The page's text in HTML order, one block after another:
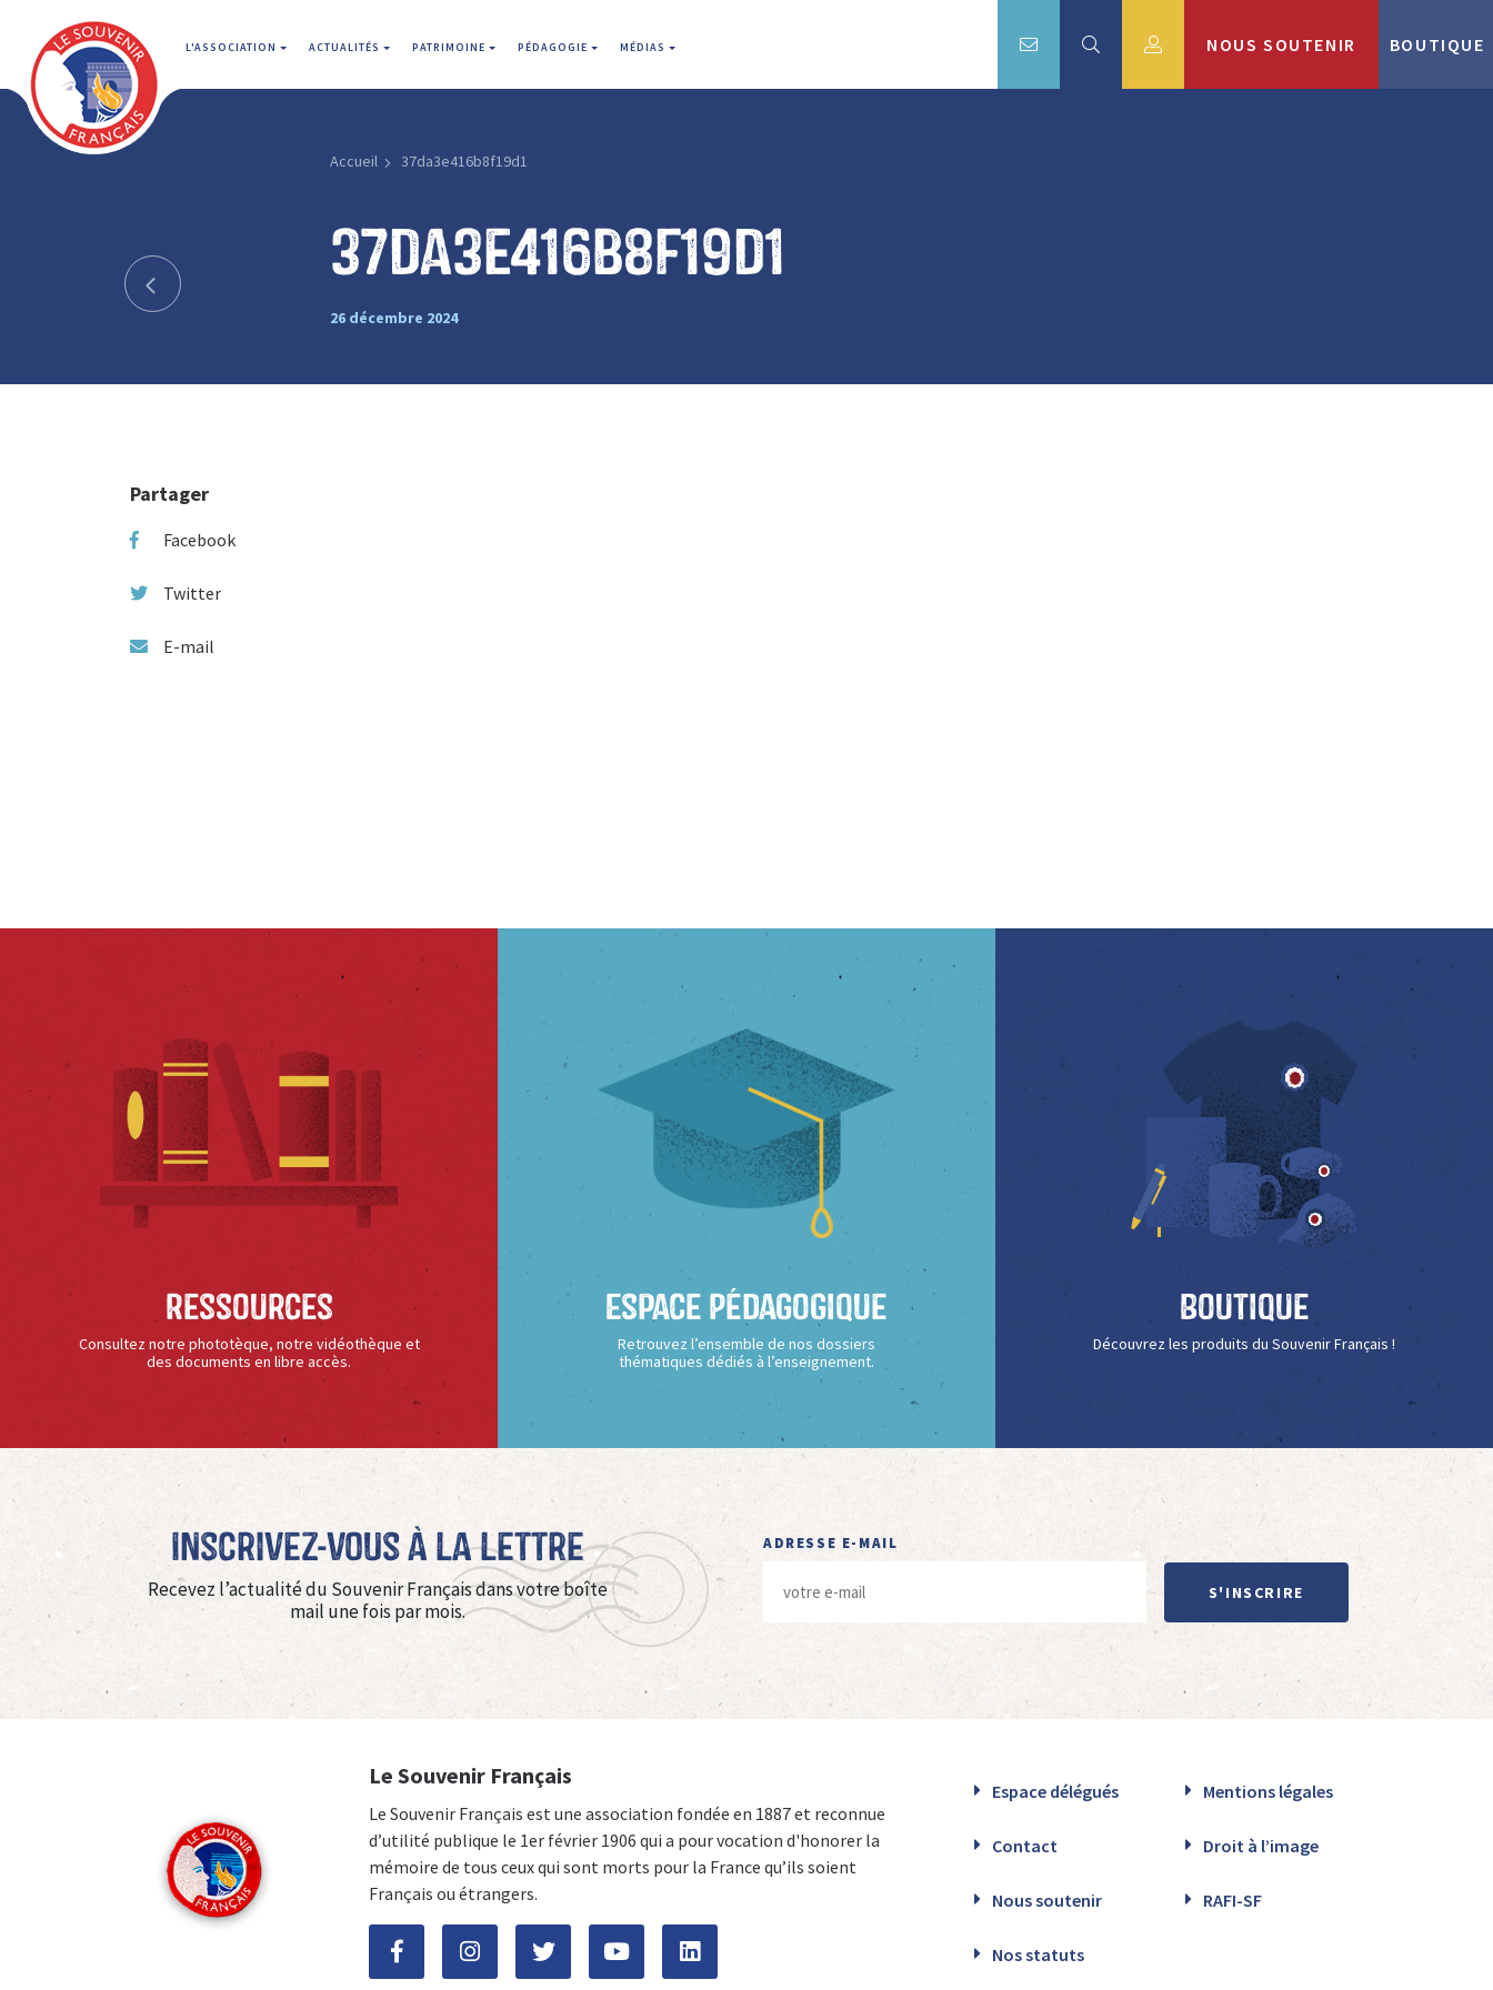
L'ASSOCIATION ACTUALITÉS PATRIMOINE PÉDAGOGIE MÉDIAS NOUS SOUTENIR BOUTIQUE
Accueil 37da3e416b8f19d1
37da3e416b8f19d1
26 décembre 2024
Partager
Facebook
Twitter
E-mail
Ressources
Consultez notre phototèque, notre vidéothèque et
des documents en libre accès.
Espace Pédagogique
Retrouvez l’ensemble de nos dossiers
thématiques dédiés à l’enseignement.
Boutique
Découvrez les produits du Souvenir Français !
Inscrivez-vous à La Lettre
Recevez l’actualité du Souvenir Français dans votre boîte
mail une fois par mois.
ADRESSE E-MAIL
S'INSCRIRE
Le Souvenir Français
Le Souvenir Français est une association fondée en 1887 et reconnue
d’utilité publique le 1er février 1906 qui a pour vocation d'honorer la
mémoire de tous ceux qui sont morts pour la France qu’ils soient
Français ou étrangers.
Espace délégués Mentions légales
Contact Droit à l’image
Nous soutenir RAFI-SF
Nos statuts